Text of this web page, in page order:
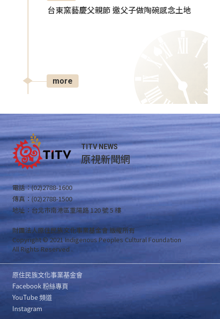
台東窯藝慶父親節 邀父子做陶碗感念土地
more
TITV NEWS
原視新聞網
電話：(02)2788-1600
傳真：(02)2788-1500
地址：台北市南港區重陽路 120 號 5 樓
財團法人原住民族文化事業基金會 版權所有
Copyright © 2021 Indigenous Peoples Cultural Foundation
All Rights Reserved .
原住民族文化事業基金會
Facebook 粉絲專頁
YouTube 頻道
Instagram